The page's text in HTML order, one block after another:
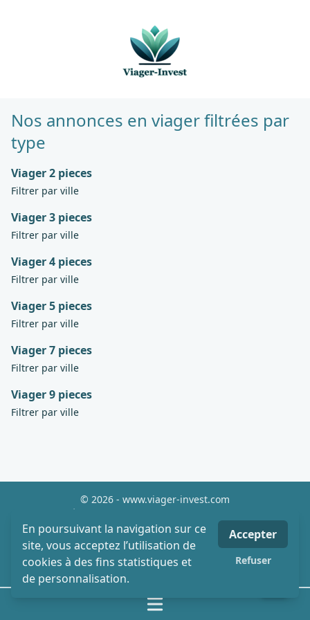
Nos annonces en viager filtrées par
type
Viager 2 pieces
Filtrer par ville
Viager 3 pieces
Filtrer par ville
Viager 4 pieces
Filtrer par ville
Viager 5 pieces
Filtrer par ville
Viager 7 pieces
Filtrer par ville
Viager 9 pieces
Filtrer par ville
© 2026 - www.viager-invest.com
Mentions Légales
Site map
MLI - Mon Logiciel Immobilier - Site & logiciel viager
Honoraires
Partenaires
En poursuivant la navigation sur ce
site, vous acceptez l’utilisation de
cookies à des fins statistiques et
de personnalisation.
Accepter
Refuser